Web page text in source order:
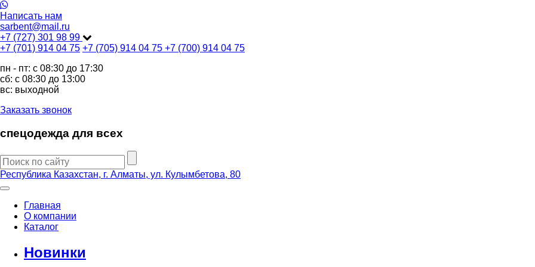
Написать нам
sarbent@mail.ru
+7 (727) 301 98 99
+7 (701) 914 04 75 +7 (705) 914 04 75 +7 (700) 914 04 75
пн - пт: c 08:30 до 17:30
сб: c 08:30 до 13:00
вс: выходной
Заказать звонок
спецодежда для всех
Республика Казахстан, г. Алматы, ул. Кулымбетова, 80
Главная
О компании
Каталог
Новинки